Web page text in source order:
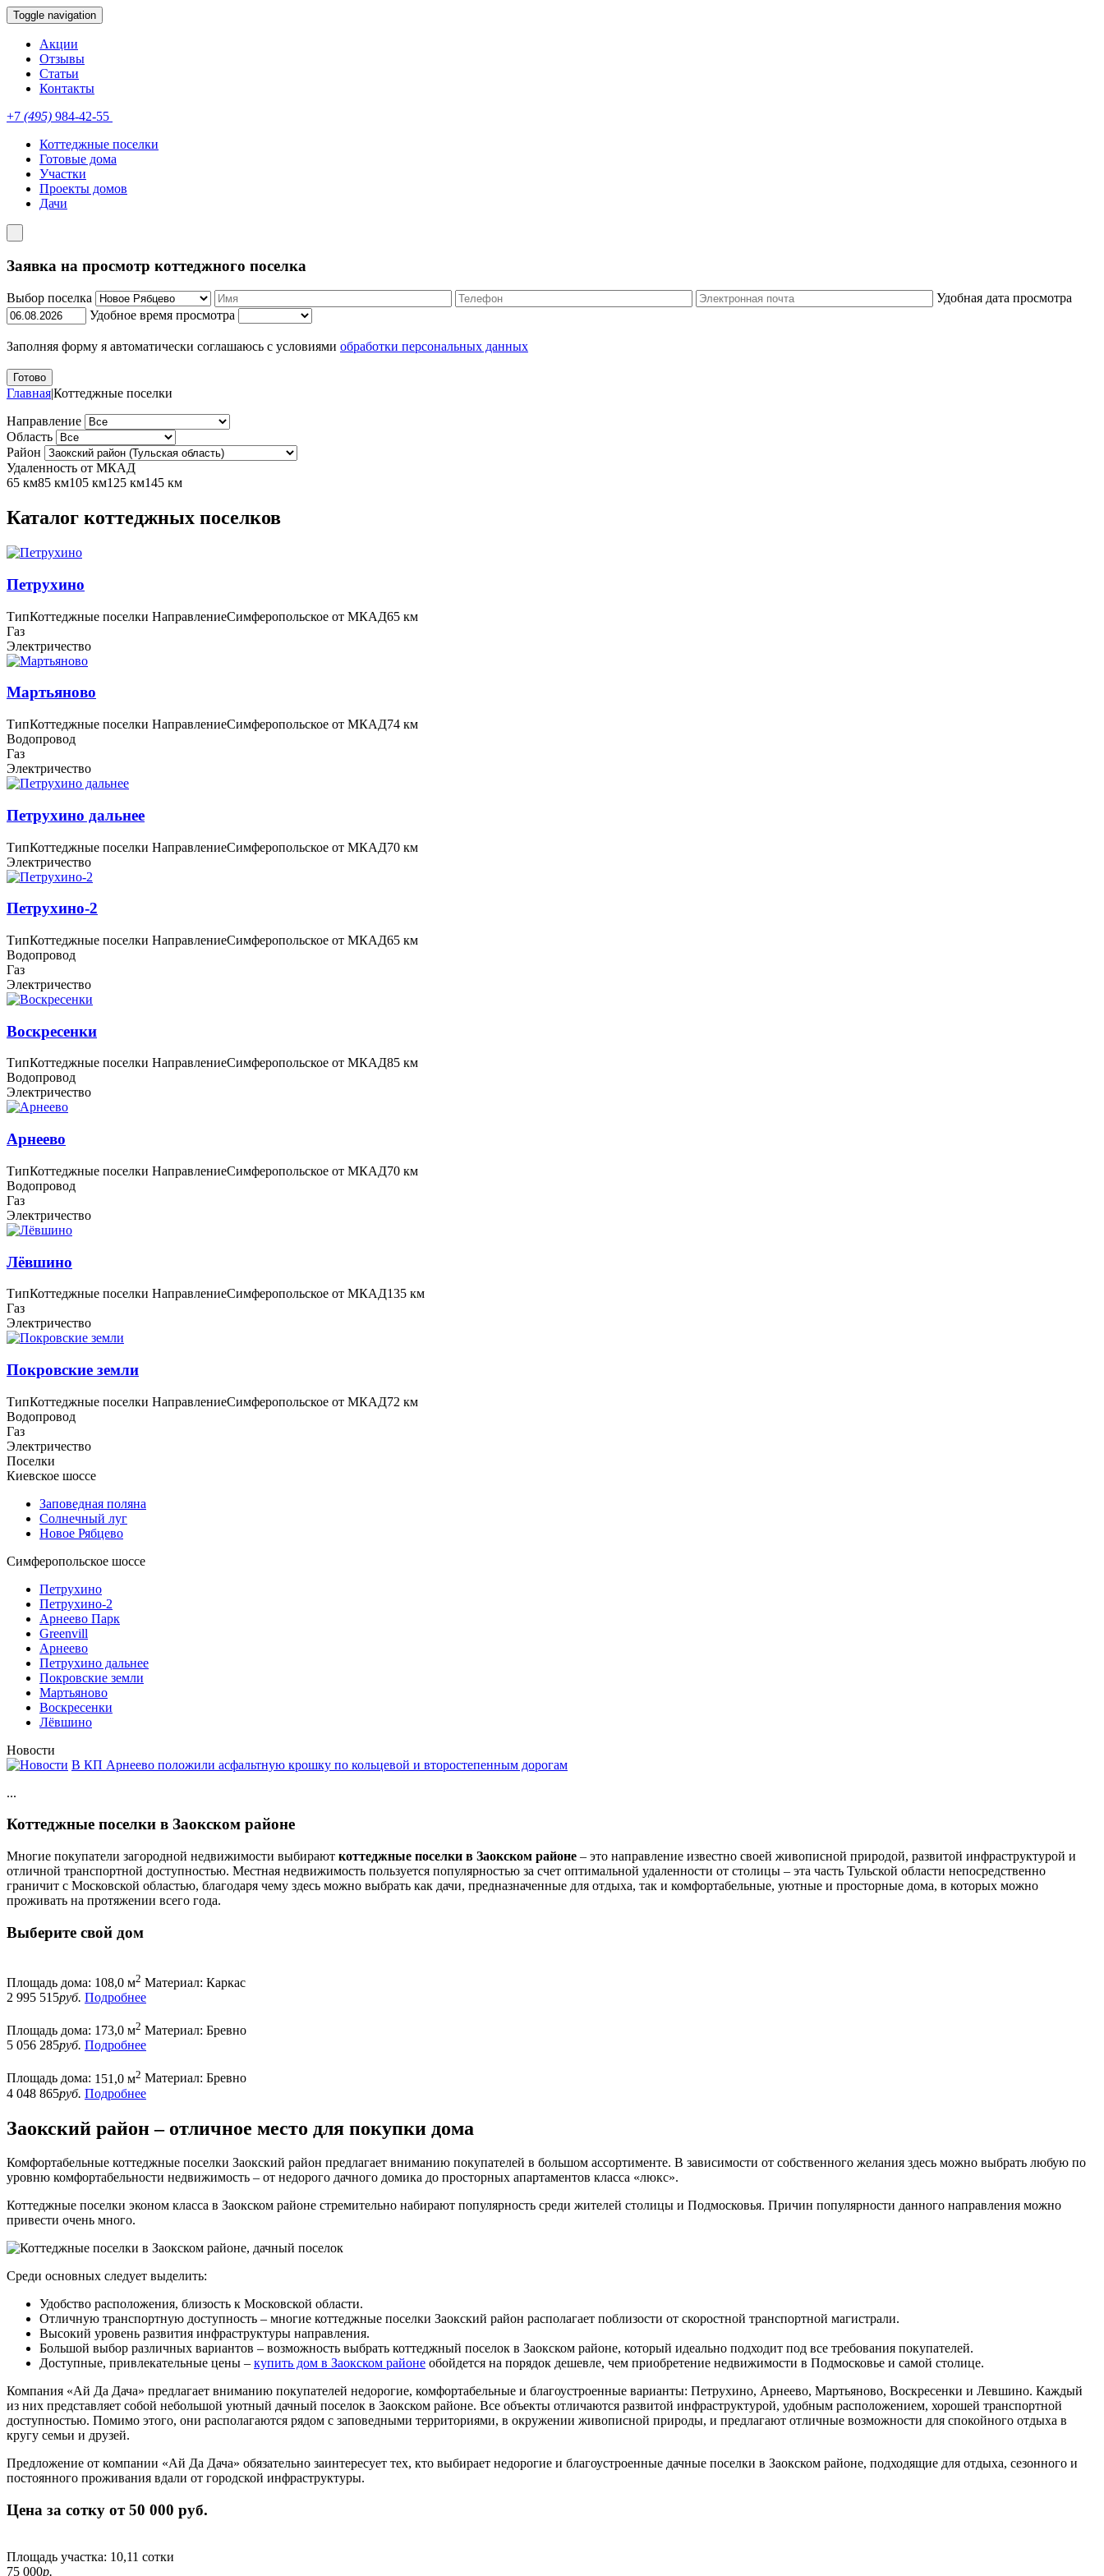
Toggle navigation
Акции
Отзывы
Статьи
Контакты
+7 (495) 984-42-55
Коттеджные поселки
Готовые дома
Участки
Проекты домов
Дачи
Заявка на просмотр коттеджного поселка
Выбор поселка
Удобная дата просмотра
Удобное время просмотра
Заполняя форму я автоматически соглашаюсь с условиями обработки персональных данных
Главная|Коттеджные поселки
Направление
Область
Район
Удаленность от МКАД
65 км85 км105 км125 км145 км
Каталог коттеджных поселков
Петрухино
ТипКоттеджные поселки НаправлениеСимферопольское от МКАД65 км
Газ
Электричество
Мартьяново
ТипКоттеджные поселки НаправлениеСимферопольское от МКАД74 км
Водопровод
Газ
Электричество
Петрухино дальнее
ТипКоттеджные поселки НаправлениеСимферопольское от МКАД70 км
Электричество
Петрухино-2
ТипКоттеджные поселки НаправлениеСимферопольское от МКАД65 км
Водопровод
Газ
Электричество
Воскресенки
ТипКоттеджные поселки НаправлениеСимферопольское от МКАД85 км
Водопровод
Электричество
Арнеево
ТипКоттеджные поселки НаправлениеСимферопольское от МКАД70 км
Водопровод
Газ
Электричество
Лёвшино
ТипКоттеджные поселки НаправлениеСимферопольское от МКАД135 км
Газ
Электричество
Покровские земли
ТипКоттеджные поселки НаправлениеСимферопольское от МКАД72 км
Водопровод
Газ
Электричество
Поселки
Киевское шоссе
Заповедная поляна
Солнечный луг
Новое Рябцево
Симферопольское шоссе
Петрухино
Петрухино-2
Арнеево Парк
Greenvill
Арнеево
Петрухино дальнее
Покровские земли
Мартьяново
Воскресенки
Лёвшино
Новости
В КП Арнеево положили асфальтную крошку по кольцевой и второстепенным дорогам
...
Коттеджные поселки в Заокском районе
Многие покупатели загородной недвижимости выбирают коттеджные поселки в Заокском районе – это направление известно своей живописной природой, развитой инфраструктурой и
отличной транспортной доступностью. Местная недвижимость пользуется популярностью за счет оптимальной удаленности от столицы – эта часть Тульской области непосредственно
граничит с Московской областью, благодаря чему здесь можно выбрать как дачи, предназначенные для отдыха, так и комфортабельные, уютные и просторные дома, в которых можно
проживать на протяжении всего года.
Выберите свой дом
Площадь дома: 108,0 м2 Материал: Каркас
2 995 515руб. Подробнее
Площадь дома: 173,0 м2 Материал: Бревно
5 056 285руб. Подробнее
Площадь дома: 151,0 м2 Материал: Бревно
4 048 865руб. Подробнее
Заокский район – отличное место для покупки дома
Комфортабельные коттеджные поселки Заокский район предлагает вниманию покупателей в большом ассортименте. В зависимости от собственного желания здесь можно выбрать любую по
уровню комфортабельности недвижимость – от недорого дачного домика до просторных апартаментов класса «люкс».
Коттеджные поселки эконом класса в Заокском районе стремительно набирают популярность среди жителей столицы и Подмосковья. Причин популярности данного направления можно
привести очень много.
Среди основных следует выделить:
Удобство расположения, близость к Московской области.
Отличную транспортную доступность – многие коттеджные поселки Заокский район располагает поблизости от скоростной транспортной магистрали.
Высокий уровень развития инфраструктуры направления.
Большой выбор различных вариантов – возможность выбрать коттеджный поселок в Заокском районе, который идеально подходит под все требования покупателей.
Доступные, привлекательные цены – купить дом в Заокском районе обойдется на порядок дешевле, чем приобретение недвижимости в Подмосковье и самой столице.
Компания «Ай Да Дача» предлагает вниманию покупателей недорогие, комфортабельные и благоустроенные варианты: Петрухино, Арнеево, Мартьяново, Воскресенки и Левшино. Каждый
из них представляет собой небольшой уютный дачный поселок в Заокском районе. Все объекты отличаются развитой инфраструктурой, удобным расположением, хорошей транспортной
доступностью. Помимо этого, они располагаются рядом с заповедными территориями, в окружении живописной природы, и предлагают отличные возможности для спокойного отдыха в
кругу семьи и друзей.
Предложение от компании «Ай Да Дача» обязательно заинтересует тех, кто выбирает недорогие и благоустроенные дачные поселки в Заокском районе, подходящие для отдыха, сезонного и
постоянного проживания вдали от городской инфраструктуры.
Цена за сотку от 50 000 руб.
Площадь участка: 10,11 сотки
75 000р.